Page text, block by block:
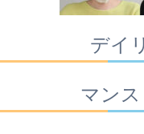
デイ
マン